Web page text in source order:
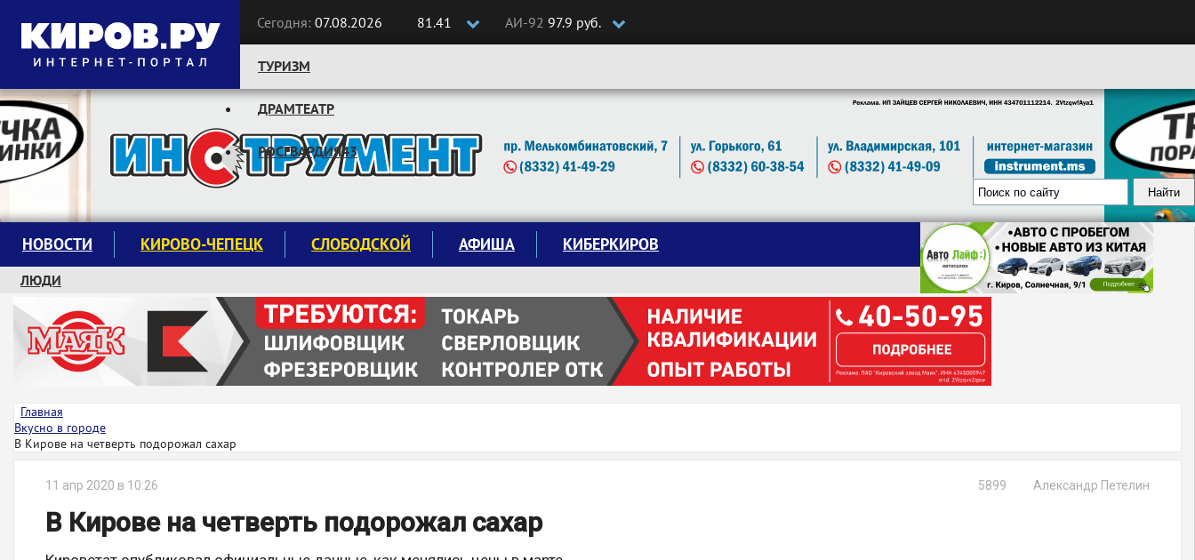
Сегодня: 07.08.2026 81.41 АИ-92 97.9 руб.
Следите за новостями:
ТУРИЗМ
ДРАМТЕАТР
РОСГВАРДИЯ43
НОВОСТИ КИРОВО-ЧЕПЕЦК СЛОБОДСКОЙ АФИША КИБЕРКИРОВ
ЛЮДИ
КРУЖКИ И СЕКЦИИ
ЗАВОДУ "МАЯК" 85 ЛЕТ
ЭКОЛОГИЯ
Главная
Вкусно в городе
В Кирове на четверть подорожал сахар
11 апр 2020 в 10:26 Александр Петелин
5899
В Кирове на четверть подорожал сахар